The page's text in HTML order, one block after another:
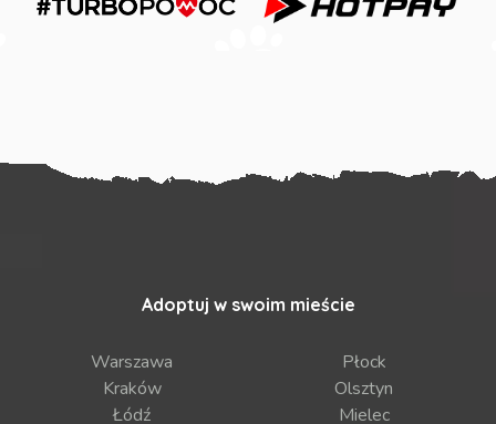
Adoptuj w swoim mieście
Warszawa
Kraków
Łódź
Płock
Olsztyn
Mielec